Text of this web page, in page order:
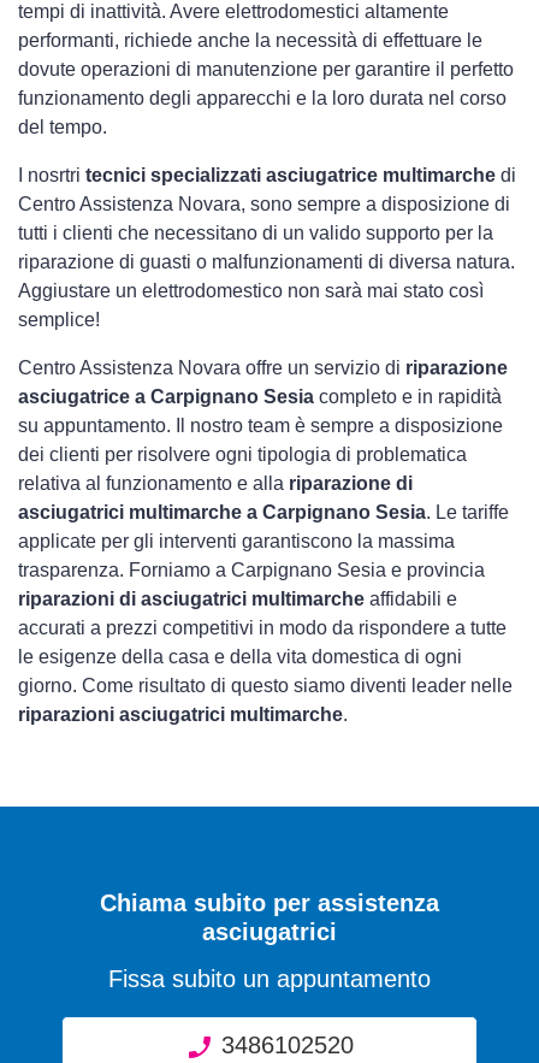
tempi di inattività. Avere elettrodomestici altamente
performanti, richiede anche la necessità di effettuare le
dovute operazioni di manutenzione per garantire il perfetto
funzionamento degli apparecchi e la loro durata nel corso
del tempo.
I nosrtri tecnici specializzati asciugatrice multimarche di
Centro Assistenza Novara, sono sempre a disposizione di
tutti i clienti che necessitano di un valido supporto per la
riparazione di guasti o malfunzionamenti di diversa natura.
Aggiustare un elettrodomestico non sarà mai stato così
semplice!
Centro Assistenza Novara offre un servizio di riparazione
asciugatrice a Carpignano Sesia completo e in rapidità
su appuntamento. Il nostro team è sempre a disposizione
dei clienti per risolvere ogni tipologia di problematica
relativa al funzionamento e alla riparazione di
asciugatrici multimarche a Carpignano Sesia. Le tariffe
applicate per gli interventi garantiscono la massima
trasparenza. Forniamo a Carpignano Sesia e provincia
riparazioni di asciugatrici multimarche affidabili e
accurati a prezzi competitivi in modo da rispondere a tutte
le esigenze della casa e della vita domestica di ogni
giorno. Come risultato di questo siamo diventi leader nelle
riparazioni asciugatrici multimarche.
Chiama subito per assistenza
asciugatrici
Fissa subito un appuntamento
3486102520